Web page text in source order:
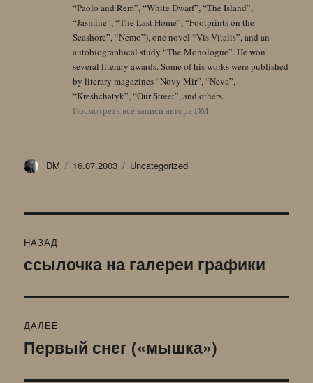
“Paolo and Rem”, “White Dwarf”, “The Island”,
“Jasmine”, “The Last Home”, “Footprints on the
Seashore”, “Nemo”), one novel “Vis Vitalis”, and an
autobiographical study “The Monologue”. He won
several literary awards. Some of his works were published
by literary magazines “Novy Mir”, “Neva”,
“Kreshchatyk”, “Our Street”, and others.
Посмотреть все записи автора DM
Автор
DM Опубликовано
16.07.2003 Рубрики
Uncategorized
по
НАЗАД
Предыдущая
ссылочка на галереи графики
ДАЛЕЕ
Следующая
Первый снег («мышка»)